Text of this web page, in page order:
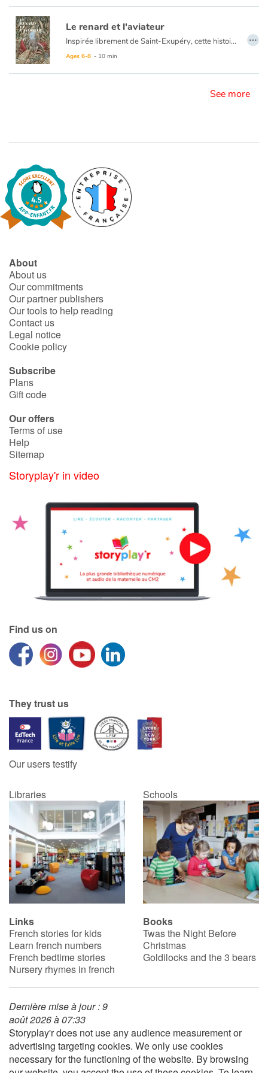
Blog
Learn french with Storyplay'r
Dyslexia and reading disorders
Le renard et l'aviateur
Inspirée librement de Saint-Exupéry, cette histoire relate une rencontre entre l’homme et l’animal. Antoine l’aviateur fait irruption, lors d’un accident en pleine forêt, dans l’univers sauvage du renard. Grâce à la patience de l’homme, à son respect de l’animal, le lien s’établit. Et même si, sans le faire exprès, Antoine emmène le renard dans sa machine volante à la découverte du monde des hommes, il n’y aura pas de problème. Pourquoi ? Parce qu’il y a la confiance. Malgré le climat de violence qui pèse sur la vie de l’aérodrome (Antoine est pilote de guerre), l’animal n’abandonne pas ses rêves, et, lorsque son ami ne revient pas de son dernier vol, il ne perd pas l’espoir de le retrouver. Les illustrations d’
Ages 6-8 - 10 min
…
See more
About
About us
Our commitments
Our partner publishers
Our tools to help reading
Contact us
Legal notice
Cookie policy
Subscribe
Plans
Gift code
Our offers
Terms of use
Help
Sitemap
Storyplay'r in video
Find us on
They trust us
Our users testify
Libraries Schools
Links
French stories for kids
Learn french numbers
French bedtime stories
Nursery rhymes in french
Books
Twas the Night Before
Christmas
Goldilocks and the 3 bears
Dernière mise à jour : 9
août 2026 à 07:33
Storyplay'r does not use any audience measurement or
advertising targeting cookies. We only use cookies
necessary for the functioning of the website. By browsing